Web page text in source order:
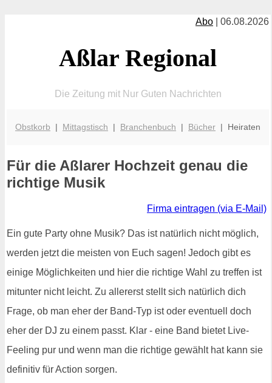
Abo | 06.08.2026
Aßlar Regional
Die Zeitung mit Nur Guten Nachrichten
Obstkorb | Mittagstisch | Branchenbuch | Bücher | Heiraten
Für die Aßlarer Hochzeit genau die
richtige Musik
Firma eintragen (via E-Mail)
Ein gute Party ohne Musik? Das ist natürlich nicht möglich,
werden jetzt die meisten von Euch sagen! Jedoch gibt es
einige Möglichkeiten und hier die richtige Wahl zu treffen ist
mitunter nicht leicht. Zu allererst stellt sich natürlich dich
Frage, ob man eher der Band-Typ ist oder eventuell doch
eher der DJ zu einem passt. Klar - eine Band bietet Live-
Feeling pur und wenn man die richtige gewählt hat kann sie
definitiv für Action sorgen.